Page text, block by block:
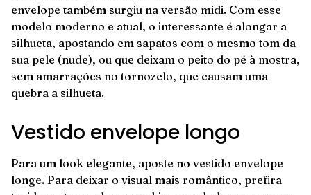
envelope também surgiu na versão midi. Com esse
modelo moderno e atual, o interessante é alongar a
silhueta, apostando em sapatos com o mesmo tom da
sua pele (nude), ou que deixam o peito do pé à mostra,
sem amarrações no tornozelo, que causam uma
quebra a silhueta.
Vestido envelope longo
Para um look elegante, aposte no vestido envelope
longe. Para deixar o visual mais romântico, prefira